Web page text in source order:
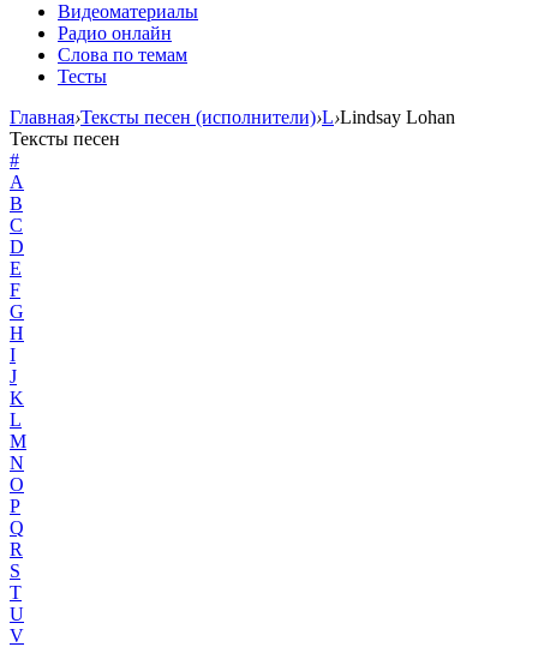
Видеоматериалы
Радио онлайн
Слова по темам
Тесты
Главная›Тексты песен (исполнители)›L›Lindsay Lohan
Тексты песен
#
A
B
C
D
E
F
G
H
I
J
K
L
M
N
O
P
Q
R
S
T
U
V